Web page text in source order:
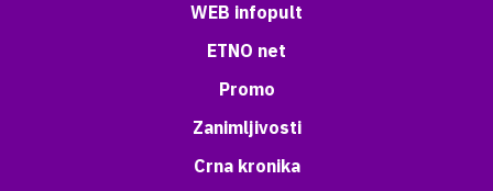
WEB infopult
ETNO net
Promo
Zanimljivosti
Crna kronika